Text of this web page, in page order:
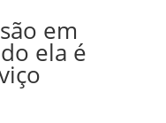
em
ela é